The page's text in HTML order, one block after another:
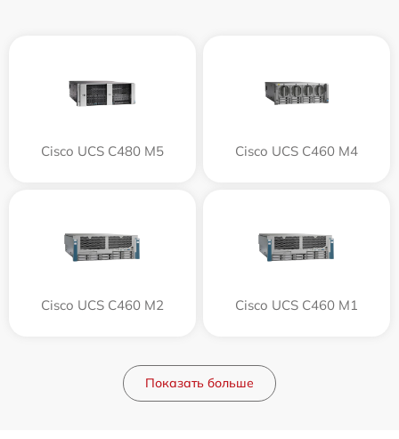
Cisco UCS C480 M5 Cisco UCS C460 M4
Cisco UCS C460 M2 Cisco UCS C460 M1
Показать больше